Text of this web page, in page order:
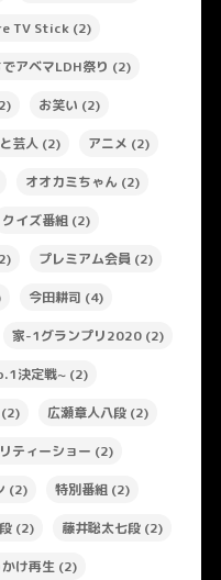
TV Stick(2)
アベマLDH祭り (2)
お笑い (2)
芸人(2) アニメ (2)
オオカミちゃん (2)
クイズ番組(2)
プレミアム会員 (2)
今田耕司 (4)
家-1グランプリ2020(2)
決定戦~(2)
広瀬章人八段(2)
ティーショー (2)
(2) 特別番組(2)
(2) 藤井聡太七段(2)
け再生 (2)